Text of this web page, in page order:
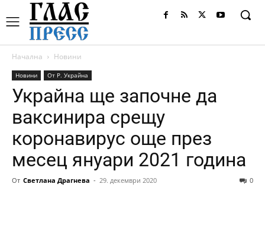
Начална Новини
Новини От Р. Украйна
Украйна ще започне да
ваксинира срещу
коронавирус още през
месец януари 2021 година
От Светлана Драгнева - 29. декември 2020 0